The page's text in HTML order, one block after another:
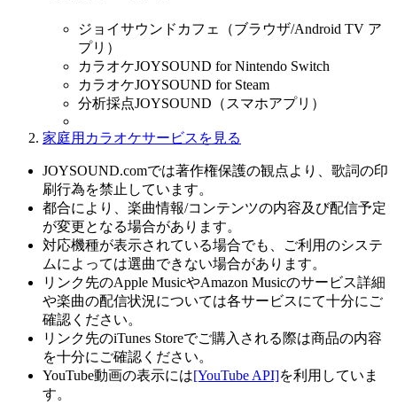
ジョイサウンドカフェ（ブラウザ/Android TV ア
プリ）
カラオケJOYSOUND for Nintendo Switch
カラオケJOYSOUND for Steam
分析採点JOYSOUND（スマホアプリ）
家庭用カラオケサービスを見る
JOYSOUND.comでは著作権保護の観点より、歌詞の印
刷行為を禁止しています。
都合により、楽曲情報/コンテンツの内容及び配信予定
が変更となる場合があります。
対応機種が表示されている場合でも、ご利用のシステ
ムによっては選曲できない場合があります。
リンク先のApple MusicやAmazon Musicのサービス詳細
や楽曲の配信状況については各サービスにて十分にご
確認ください。
リンク先のiTunes Storeでご購入される際は商品の内容
を十分にご確認ください。
YouTube動画の表示には[YouTube API]を利用していま
す。